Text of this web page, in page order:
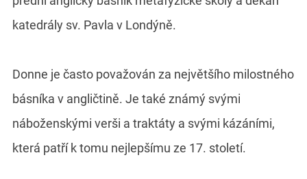
katedrály sv. Pavla v Londýně.
Donne je často považován za největšího milostného
básníka v angličtině. Je také známý svými
náboženskými verši a traktáty a svými kázáními,
která patří k tomu nejlepšímu ze 17. století.